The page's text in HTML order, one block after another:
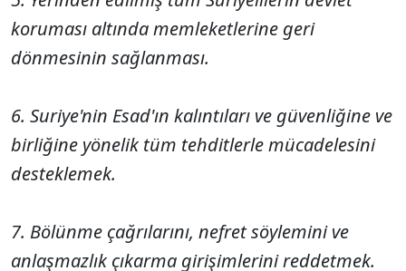
koruması altında memleketlerine geri
dönmesinin sağlanması.
6. Suriye'nin Esad'ın kalıntıları ve güvenliğine ve
birliğine yönelik tüm tehditlerle mücadelesini
desteklemek.
7. Bölünme çağrılarını, nefret söylemini ve
anlaşmazlık çıkarma girişimlerini reddetmek.